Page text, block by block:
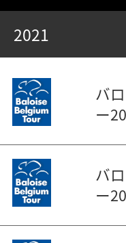
2021
バ
ー
バ
ー